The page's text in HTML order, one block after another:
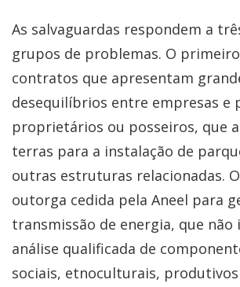
As salvaguardas respondem a
grupos de problemas. O
contratos que apresentam
desequilíbrios entre empresas e
proprietários ou posseiros, que
terras para a instalação de
outras estruturas relacionadas.
outorga cedida pela Aneel para
transmissão de energia, que não
análise qualificada de
sociais, etnoculturais, produtivos